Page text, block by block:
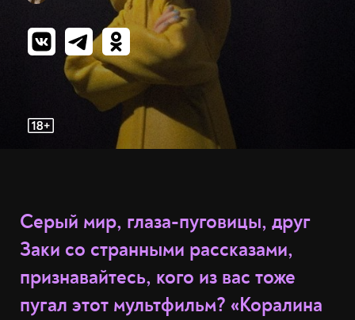
Серый мир, глаза-пуговицы, друг
Заки со странными рассказами,
признавайтесь, кого из вас тоже
пугал этот мультфильм? «Коралина